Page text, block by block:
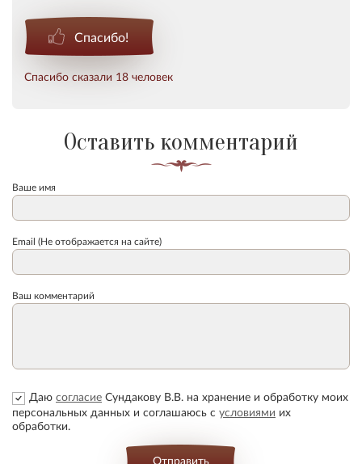
Спасибо!
Спасибо сказали 18 человек
Оставить комментарий
Ваше имя
Email (Не отображается на сайте)
Ваш комментарий
Даю согласие Сундакову В.В. на хранение и обработку моих
персональных данных и соглашаюсь с условиями их
обработки.
Отправить